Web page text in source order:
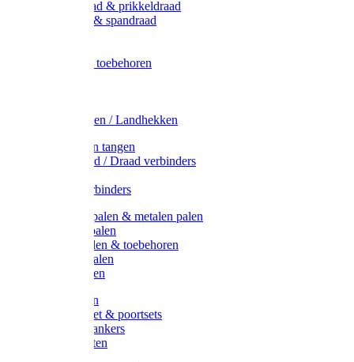
Metaal draad & prikkeldraad
Binddraad & spandraad
Afrasternet toebehoren
Weidehekken / Landhekken
Spanners en tangen
Lint / Koord / Draad verbinders
Litzclip verbinders
Recycling palen & metalen palen
Kunststof palen
T-Post t-palen & toebehoren
Glasfiber palen
Houten palen
Poortgrepen
Doorgangset & poortsets
Poortgreepankers
Weidepoorten